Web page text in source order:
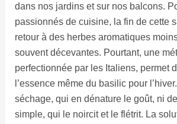
dans nos jardins et sur nos balcons.
passionnés de cuisine, la fin de cette
retour à des herbes aromatiques
souvent décevantes. Pourtant, une
perfectionnée par les Italiens, permet
l’essence même du basilic pour
séchage, qui en dénature le goût, ni
simple, qui le noircit et le flétrit. La